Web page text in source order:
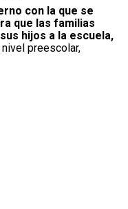
con la que se
que las familias
hijos a la escuela,
preescolar,